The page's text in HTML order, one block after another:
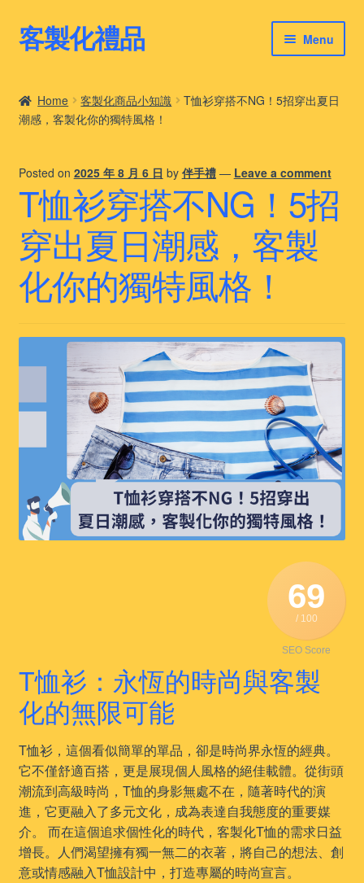
Skip
to
Skip
to
客製化禮品 Menu
最新禮品推薦
客製化禮品案例
客製化禮品知識
Home 客製化商品小知識
T恤衫穿搭不NG！5招穿出夏日
潮感，客製化你的獨特風格！
Posted on 2025 年 8 月 6 日 by 伴手禮 — Leave a comment
T恤衫穿搭不NG！5招
穿出夏日潮感，客製
化你的獨特風格！
69
/ 100
SEO Score
T恤衫：永恆的時尚與客製
化的無限可能
T恤衫，這個看似簡單的單品，卻是時尚界永恆的經典。
它不僅舒適百搭，更是展現個人風格的絕佳載體。從街頭
潮流到高級時尚，T恤的身影無處不在，隨著時代的演
進，它更融入了多元文化，成為表達自我態度的重要媒
介。 而在這個追求個性化的時代，客製化T恤的需求日益
增長。人們渴望擁有獨一無二的衣著，將自己的想法、創
意或情感融入T恤設計中，打造專屬的時尚宣言。